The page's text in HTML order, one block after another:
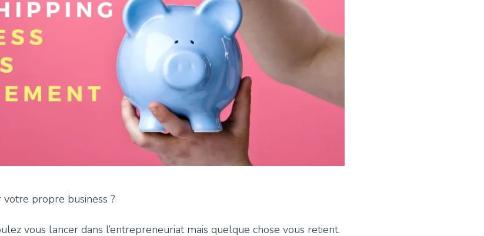
propre business ?
vous lancer dans l’entrepreneuriat mais quelque chose vous retient.